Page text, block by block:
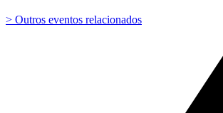
> Outros eventos relacionados